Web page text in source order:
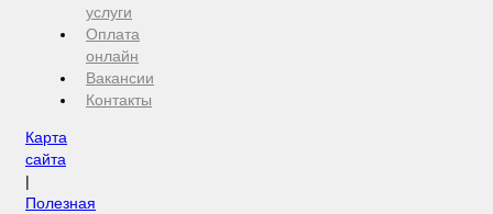
услуги
Оплата
онлайн
Вакансии
Контакты
Карта
сайта
|
Полезная